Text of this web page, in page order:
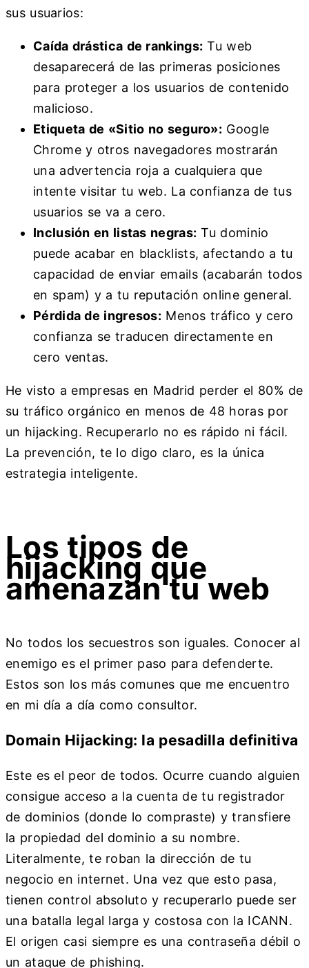
sus usuarios:
Caída drástica de rankings: Tu web
desaparecerá de las primeras posiciones
para proteger a los usuarios de contenido
malicioso.
Etiqueta de «Sitio no seguro»: Google
Chrome y otros navegadores mostrarán
una advertencia roja a cualquiera que
intente visitar tu web. La confianza de tus
usuarios se va a cero.
Inclusión en listas negras: Tu dominio
puede acabar en blacklists, afectando a tu
capacidad de enviar emails (acabarán todos
en spam) y a tu reputación online general.
Pérdida de ingresos: Menos tráfico y cero
confianza se traducen directamente en
cero ventas.
He visto a empresas en Madrid perder el 80% de
su tráfico orgánico en menos de 48 horas por
un hijacking. Recuperarlo no es rápido ni fácil.
La prevención, te lo digo claro, es la única
estrategia inteligente.
Los tipos de
hijacking que
amenazan tu web
No todos los secuestros son iguales. Conocer al
enemigo es el primer paso para defenderte.
Estos son los más comunes que me encuentro
en mi día a día como consultor.
Domain Hijacking: la pesadilla definitiva
Este es el peor de todos. Ocurre cuando alguien
consigue acceso a la cuenta de tu registrador
de dominios (donde lo compraste) y transfiere
la propiedad del dominio a su nombre.
Literalmente, te roban la dirección de tu
negocio en internet. Una vez que esto pasa,
tienen control absoluto y recuperarlo puede ser
una batalla legal larga y costosa con la ICANN.
El origen casi siempre es una contraseña débil o
un ataque de phishing.